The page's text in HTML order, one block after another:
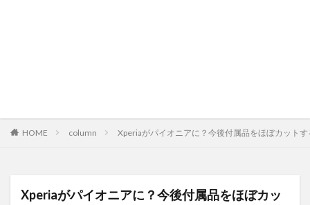
HOME column Xperiaがパイオニアに？今後付属品をほぼカット
Xperiaがパイオニアに？今後付属品をほぼカッ